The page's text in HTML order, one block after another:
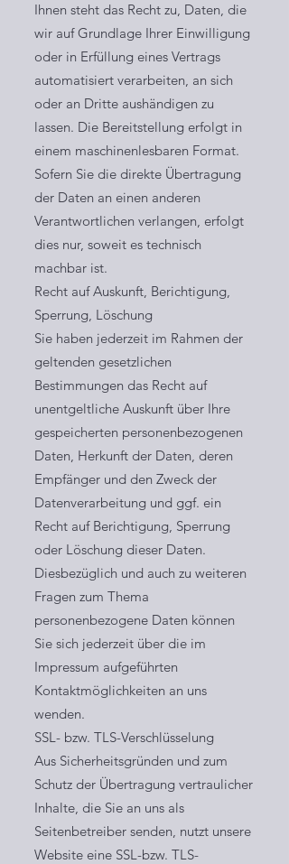
Ihnen steht das Recht zu, Daten, die
wir auf Grundlage Ihrer Einwilligung
oder in Erfüllung eines Vertrags
automatisiert verarbeiten, an sich
oder an Dritte aushändigen zu
lassen. Die Bereitstellung erfolgt in
einem maschinenlesbaren Format.
Sofern Sie die direkte Übertragung
der Daten an einen anderen
Verantwortlichen verlangen, erfolgt
dies nur, soweit es technisch
machbar ist.
Recht auf Auskunft, Berichtigung,
Sperrung, Löschung
Sie haben jederzeit im Rahmen der
geltenden gesetzlichen
Bestimmungen das Recht auf
unentgeltliche Auskunft über Ihre
gespeicherten personenbezogenen
Daten, Herkunft der Daten, deren
Empfänger und den Zweck der
Datenverarbeitung und ggf. ein
Recht auf Berichtigung, Sperrung
oder Löschung dieser Daten.
Diesbezüglich und auch zu weiteren
Fragen zum Thema
personenbezogene Daten können
Sie sich jederzeit über die im
Impressum aufgeführten
Kontaktmöglichkeiten an uns
wenden.
SSL- bzw. TLS-Verschlüsselung
Aus Sicherheitsgründen und zum
Schutz der Übertragung vertraulicher
Inhalte, die Sie an uns als
Seitenbetreiber senden, nutzt unsere
Website eine SSL-bzw. TLS-